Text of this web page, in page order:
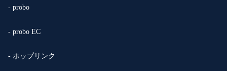
- probo
- probo EC
- ポップリンク